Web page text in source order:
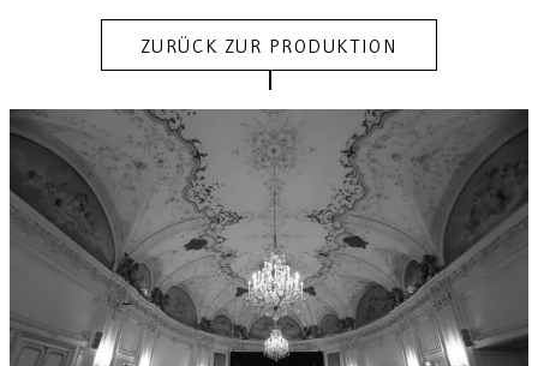
ZURÜCK ZUR PRODUKTION